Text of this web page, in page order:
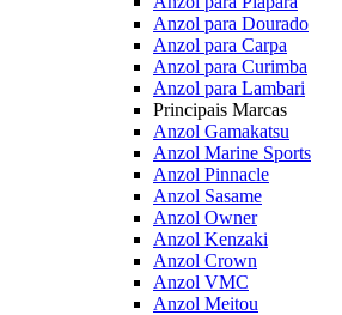
Anzol para Dourado
Anzol para Carpa
Anzol para Curimba
Anzol para Lambari
Principais Marcas
Anzol Gamakatsu
Anzol Marine Sports
Anzol Pinnacle
Anzol Sasame
Anzol Owner
Anzol Kenzaki
Anzol Crown
Anzol VMC
Anzol Meitou